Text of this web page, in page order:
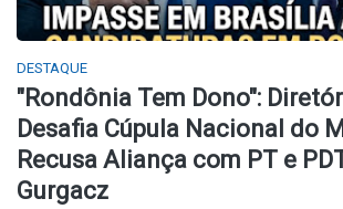
DESTAQUE
​"Rondônia Tem Dono":
Desafia Cúpula Nacional do
Recusa Aliança com PT e
Gurgacz